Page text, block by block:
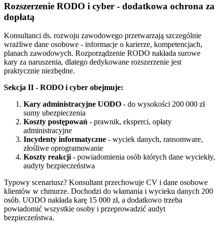
Rozszerzenie RODO i cyber - dodatkowa ochrona za
dopłatą
Konsultanci ds. rozwoju zawodowego przetwarzają szczególnie
wrażliwe dane osobowe - informacje o karierze, kompetencjach,
planach zawodowych. Rozporządzenie RODO nakłada surowe
kary za naruszenia, dlatego dedykowane rozszerzenie jest
praktycznie niezbędne.
Sekcja II - RODO i cyber obejmuje:
Kary administracyjne UODO - do wysokości 200 000 zł
sumy ubezpieczenia
Koszty postępowań - prawnik, eksperci, opłaty
administracyjne
Incydenty informatyczne - wyciek danych, ransomware,
złośliwe oprogramowanie
Koszty reakcji- powiadomienia osób których dane wyciekły,
audyty bezpieczeństwa
Typowy scenariusz? Konsultant przechowuje CV i dane osobowe
klientów w chmurze. Dochodzi do włamania i wycieku danych 200
osób. UODO nakłada karę 15 000 zł, a dodatkowo trzeba
powiadomić wszystkie osoby i przeprowadzić audyt
bezpieczeństwa.